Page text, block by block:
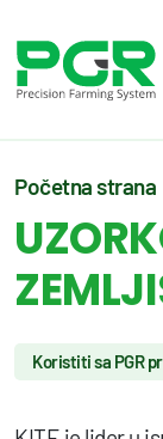
Početna strana
Koristiti sa PGR